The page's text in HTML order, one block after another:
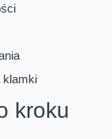
klamki
kroku